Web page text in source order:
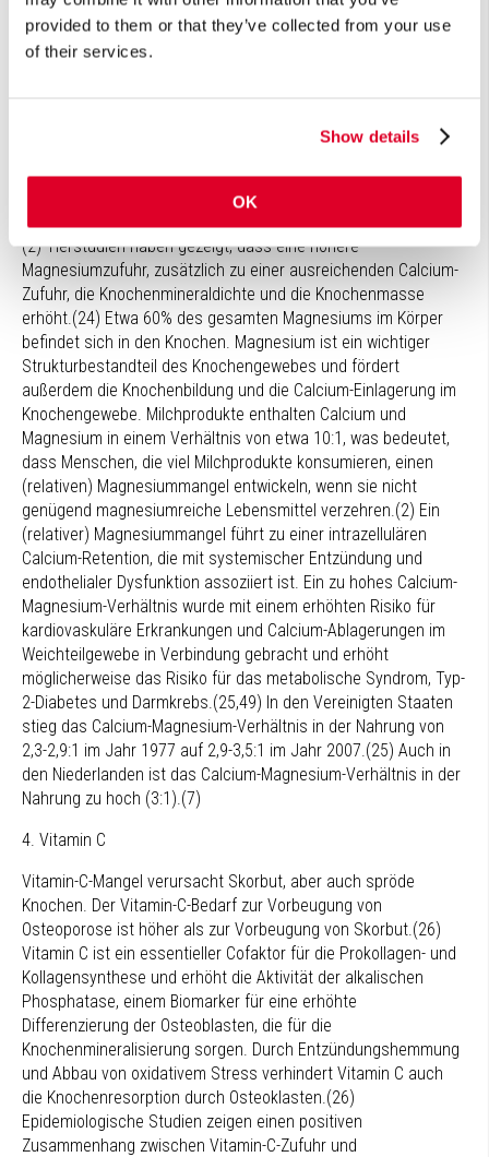
provided to them or that they’ve collected from your use
of their services.
Show details
OK
Nebenschilddrüse und die Freisetzung von PTH.
Bemerkenswert ist, dass ein schwerer Magnesiummangel zu
einem starken Abfall des PTH-Spiegels führt (was eine
Nebenschilddrüse bewirkt.(23) Darüber hinaus ist Magnesium
an der Umsetzung von Vitamin D zu Calcitriol beteiligt. Bei
einem Magnesiummangel ist die Vitamin-D-abhängige aktive
Calcium-Resorption gestört; bei relativ geringer Calcium-Zufuhr
kann dies zu einer magnesiumbedingten Hypokalzämie führen.
(2) Tierstudien haben gezeigt, dass eine höhere
Magnesiumzufuhr, zusätzlich zu einer ausreichenden Calcium-
Zufuhr, die Knochenmineraldichte und die Knochenmasse
erhöht.(24) Etwa 60% des gesamten Magnesiums im Körper
befindet sich in den Knochen. Magnesium ist ein wichtiger
Strukturbestandteil des Knochengewebes und fördert
außerdem die Knochenbildung und die Calcium-Einlagerung im
Knochengewebe. Milchprodukte enthalten Calcium und
Magnesium in einem Verhältnis von etwa 10:1, was bedeutet,
dass Menschen, die viel Milchprodukte konsumieren, einen
(relativen) Magnesiummangel entwickeln, wenn sie nicht
genügend magnesiumreiche Lebensmittel verzehren.(2) Ein
(relativer) Magnesiummangel führt zu einer intrazellulären
Calcium-Retention, die mit systemischer Entzündung und
endothelialer Dysfunktion assoziiert ist. Ein zu hohes Calcium-
Magnesium-Verhältnis wurde mit einem erhöhten Risiko für
kardiovaskuläre Erkrankungen und Calcium-Ablagerungen im
Weichteilgewebe in Verbindung gebracht und erhöht
möglicherweise das Risiko für das metabolische Syndrom, Typ-
2-Diabetes und Darmkrebs.(25,49) In den Vereinigten Staaten
stieg das Calcium-Magnesium-Verhältnis in der Nahrung von
2,3-2,9:1 im Jahr 1977 auf 2,9-3,5:1 im Jahr 2007.(25) Auch in
den Niederlanden ist das Calcium-Magnesium-Verhältnis in der
Nahrung zu hoch (3:1).(7)
4. Vitamin C
Vitamin-C-Mangel verursacht Skorbut, aber auch spröde
Knochen. Der Vitamin-C-Bedarf zur Vorbeugung von
Osteoporose ist höher als zur Vorbeugung von Skorbut.(26)
Vitamin C ist ein essentieller Cofaktor für die Prokollagen- und
Kollagensynthese und erhöht die Aktivität der alkalischen
Phosphatase, einem Biomarker für eine erhöhte
Differenzierung der Osteoblasten, die für die
Knochenmineralisierung sorgen. Durch Entzündungshemmung
und Abbau von oxidativem Stress verhindert Vitamin C auch
die Knochenresorption durch Osteoklasten.(26)
Epidemiologische Studien zeigen einen positiven
Zusammenhang zwischen Vitamin-C-Zufuhr und